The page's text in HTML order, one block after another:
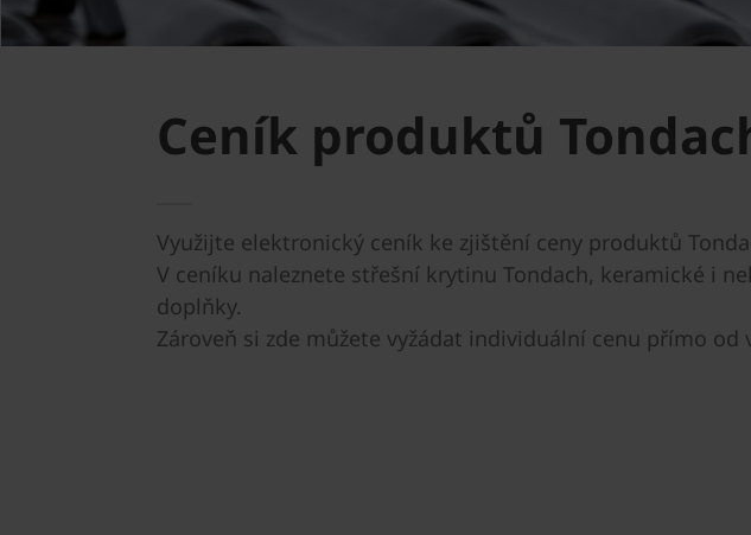
Ceník produktů
Využijte elektronický ceník ke zjištění ceny produktů
V ceníku naleznete střešní krytinu Tondach, keramické i
doplňky.
Zároveň si zde můžete vyžádat individuální cenu přímo od